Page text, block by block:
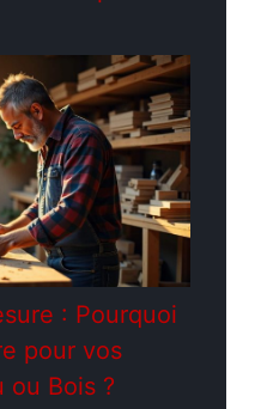
: Pourquoi
pour vos
ou Bois ?